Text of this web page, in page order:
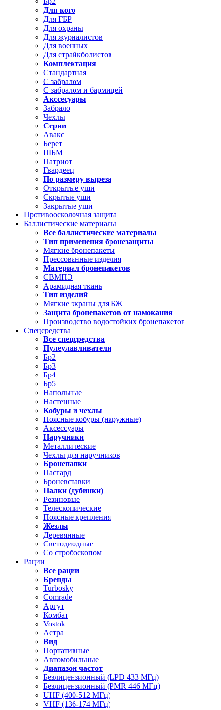
Для кого
Для ГБР
Для охраны
Для журналистов
Для военных
Для страйкболистов
Комплектация
Стандартная
С забралом
С забралом и бармицей
Акссесуары
Забрало
Чехлы
Серии
Авакс
Берет
ШБМ
Патриот
Гвардеец
По размеру выреза
Открытые уши
Скрытые уши
Закрытые уши
Противоосколочная защита
Баллистические материалы
Все баллистические материалы
Тип применения бронезащиты
Мягкие бронепакеты
Прессованные изделия
Материал бронепакетов
СВМПЭ
Арамидная ткань
Тип изделий
Мягкие экраны для БЖ
Защита бронепакетов от намокания
Производство водостойких бронепакетов
Спецсредства
Все спецсредства
Пулеулавливатели
Бр2
Бр3
Бр4
Бр5
Напольные
Настенные
Кобуры и чехлы
Поясные кобуры (наружные)
Аксессуары
Наручники
Металлические
Чехлы для наручников
Бронепапки
Пасгард
Броневставки
Палки (дубинки)
Резиновые
Телескопические
Поясные крепления
Жезлы
Деревянные
Светодиодные
Со стробоскопом
Рации
Все рации
Бренды
Turbosky
Comrade
Аргут
Комбат
Vostok
Астра
Вид
Портативные
Автомобильные
Диапазон частот
Безлицензионный (LPD 433 МГц)
Безлицензионный (PMR 446 МГц)
UHF (400-512 МГц)
VHF (136-174 МГц)